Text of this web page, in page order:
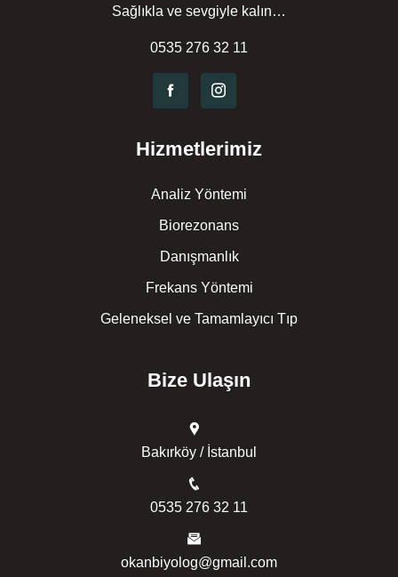
Sağlıkla ve sevgiyle kalın…
0535 276 32 11
Hizmetlerimiz
Analiz Yöntemi
Biorezonans
Danışmanlık
Frekans Yöntemi
Geleneksel ve Tamamlayıcı Tıp
Bize Ulaşın
Bakırköy / İstanbul
0535 276 32 11
okanbiyolog@gmail.com